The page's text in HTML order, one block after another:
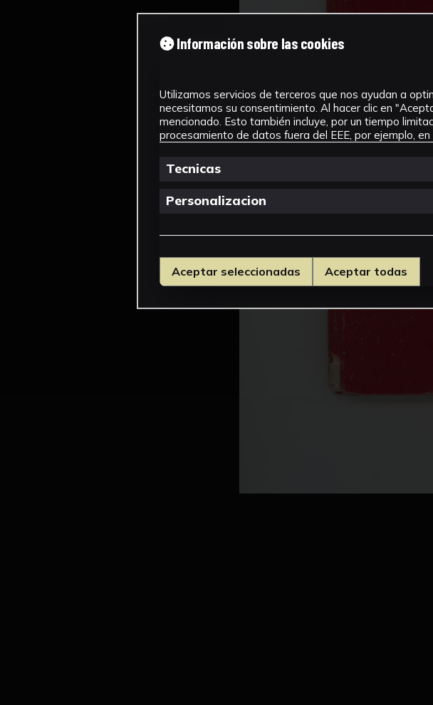
Información sobre las cookies
Utilizamos servicios de terceros que nos ayudan a
necesitamos su consentimiento. Al hacer clic en
mencionado. Esto también incluye, por un tiempo
procesamiento de datos fuera del EEE, por ejemplo, en
Tecnicas
Personalizacion
Aceptar seleccionadas Aceptar todas